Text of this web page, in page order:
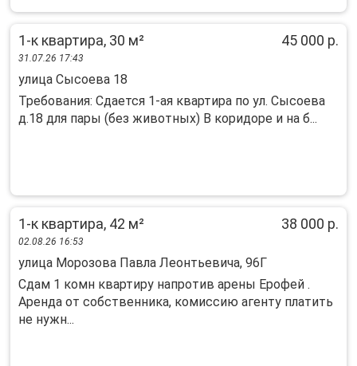
1-к квартира, 30 м² 45 000 р.
31.07.26 17:43
улица Сысоева 18
Требования: Сдается 1-ая квартира по ул. Сысоева
д.18 для пары (без животных) В коридоре и на б...
1-к квартира, 42 м² 38 000 р.
02.08.26 16:53
улица Морозова Павла Леонтьевича, 96Г
Сдам 1 комн квартиру напротив арены Ерофей .
Аренда от собственника, комиссию агенту платить
не нужн...